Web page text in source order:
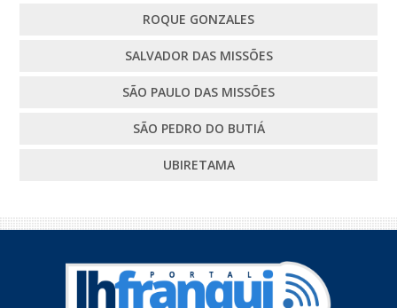
ROQUE GONZALES
SALVADOR DAS MISSÕES
SÃO PAULO DAS MISSÕES
SÃO PEDRO DO BUTIÁ
UBIRETAMA